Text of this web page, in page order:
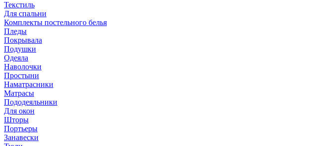
Текстиль
Для спальни
Комплекты постельного белья
Пледы
Покрывала
Подушки
Одеяла
Наволочки
Простыни
Наматрасники
Матрасы
Пододеяльники
Для окон
Шторы
Портьеры
Занавески